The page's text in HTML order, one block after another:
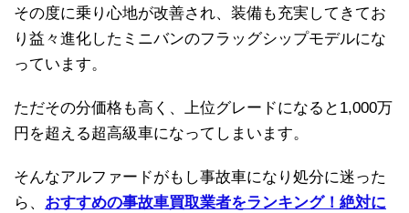
その度に乗り心地が改善され、装備も充実してきてお
り益々進化したミニバンのフラッグシップモデルにな
っています。
ただその分価格も高く、上位グレードになると1,000万
円を超える超高級車になってしまいます。
そんなアルファードがもし事故車になり処分に迷った
ら、 おすすめの事故車買取業者をランキング！絶対に